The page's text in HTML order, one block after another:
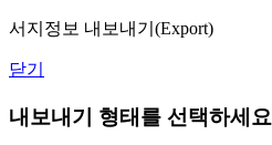
서지정보 내보내기(Export)
닫기
내보내기 형태를 선택하세요